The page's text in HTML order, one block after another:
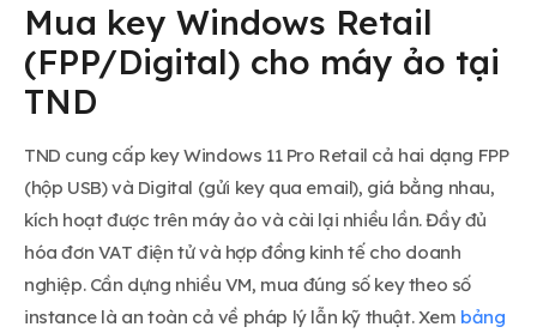
Mua key Windows Retail
(FPP/Digital) cho máy ảo tại
TND
TND cung cấp key Windows 11 Pro Retail cả hai dạng FPP
(hộp USB) và Digital (gửi key qua email), giá bằng nhau,
kích hoạt được trên máy ảo và cài lại nhiều lần. Đầy đủ
hóa đơn VAT điện tử và hợp đồng kinh tế cho doanh
nghiệp. Cần dựng nhiều VM, mua đúng số key theo số
instance là an toàn cả về pháp lý lẫn kỹ thuật. Xem bảng